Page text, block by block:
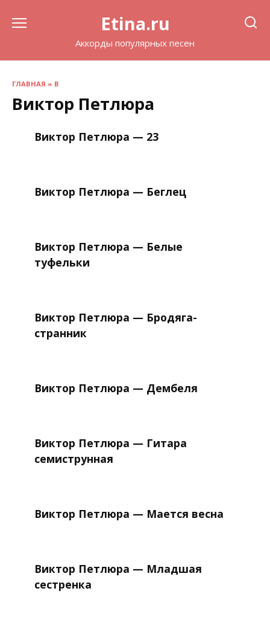
Etina.ru
Аккорды популярных песен
ГЛАВНАЯ » В
Виктор Петлюра
Виктор Петлюра — 23
Виктор Петлюра — Беглец
Виктор Петлюра — Белые
туфельки
Виктор Петлюра — Бродяга-
странник
Виктор Петлюра — Дембеля
Виктор Петлюра — Гитара
семиструнная
Виктор Петлюра — Мается весна
Виктор Петлюра — Младшая
сестренка